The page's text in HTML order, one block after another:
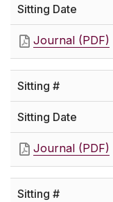
Journal (PDF)
Journal (PDF)